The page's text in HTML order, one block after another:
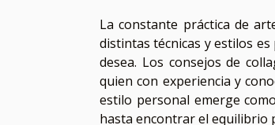
La constante práctica de
distintas técnicas y estilos
desea. Los consejos de
quien con experiencia y
estilo personal emerge
hasta encontrar el equilibrio